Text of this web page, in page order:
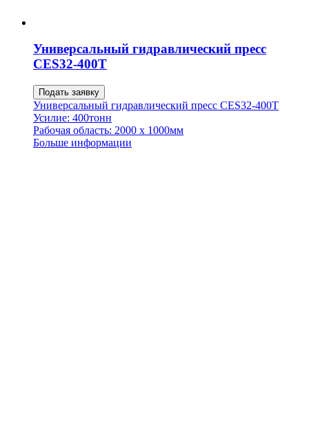
Универсальный гидравлический пресс
CES32-400T
Подать заявку
Универсальный гидравлический пресс CES32-400T
Усилие: 400тонн
Рабочая область: 2000 х 1000мм
Больше информации